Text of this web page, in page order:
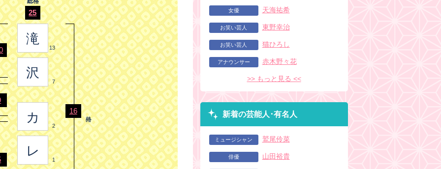
25
滝
13
沢
7
カ
2
レ
1
16
女優 天海祐希
お笑い芸人 東野幸治
お笑い芸人 猫ひろし
アナウンサー 赤木野々花
>> もっと見る <<
新着の芸能人･有名人
ミュージシャン 鷲尾伶菜
俳優 山田裕貴